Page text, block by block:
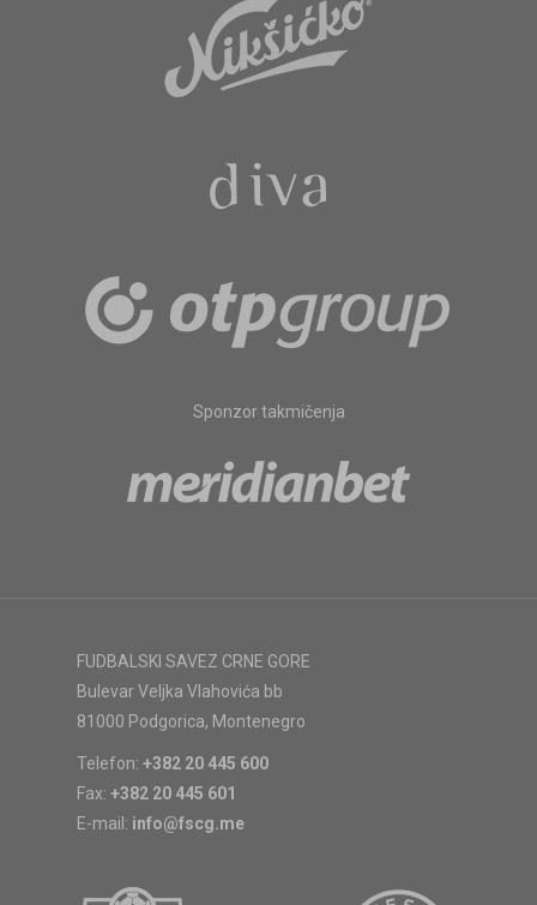
Sponzor takmičenja
FUDBALSKI SAVEZ CRNE GORE
Bulevar Veljka Vlahovića bb
81000 Podgorica, Montenegro
Telefon: +382 20 445 600
Fax: +382 20 445 601
E-mail: info@fscg.me